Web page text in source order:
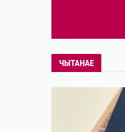
ЧЫТАНАЕ